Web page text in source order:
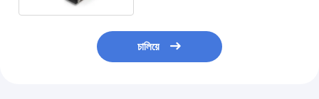
চালিয়ে